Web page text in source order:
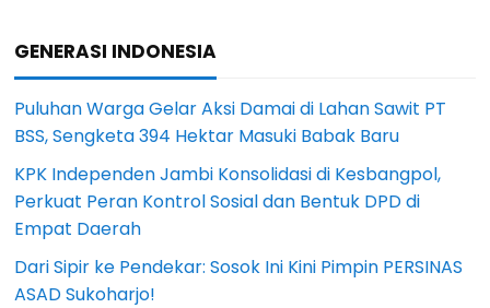
GENERASI INDONESIA
Puluhan Warga Gelar Aksi Damai di Lahan Sawit PT
BSS, Sengketa 394 Hektar Masuki Babak Baru
KPK Independen Jambi Konsolidasi di Kesbangpol,
Perkuat Peran Kontrol Sosial dan Bentuk DPD di
Empat Daerah
Dari Sipir ke Pendekar: Sosok Ini Kini Pimpin PERSINAS
ASAD Sukoharjo!